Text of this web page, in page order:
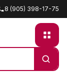
8 (905) 398-17-75